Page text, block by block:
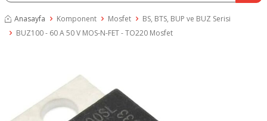
Anasayfa Komponent Mosfet
BS, BTS, BUP ve BUZ Serisi
BUZ100 - 60 A 50 V MOS-N-FET - TO220 Mosfet